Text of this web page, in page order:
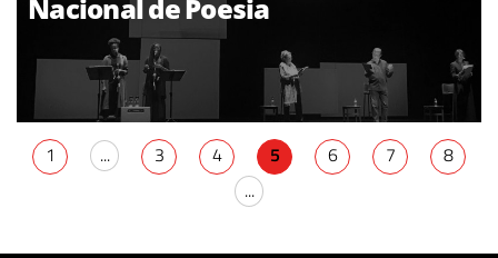
Nacional de Poesia
1 ... 3 4 5 6 7
8
...